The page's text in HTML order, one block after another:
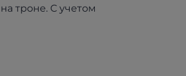
троне. С учетом